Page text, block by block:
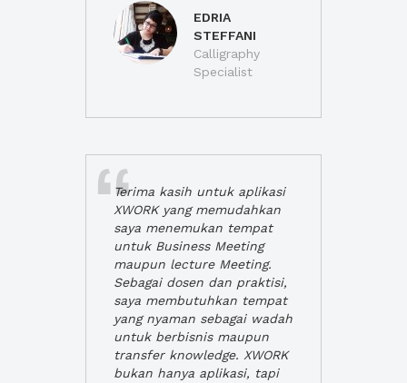
EDRIA
STEFFANI
Calligraphy
Specialist
Terima kasih untuk aplikasi
XWORK yang memudahkan
saya menemukan tempat
untuk Business Meeting
maupun lecture Meeting.
Sebagai dosen dan praktisi,
saya membutuhkan tempat
yang nyaman sebagai wadah
untuk berbisnis maupun
transfer knowledge. XWORK
bukan hanya aplikasi, tapi